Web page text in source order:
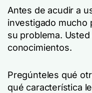
Antes de acudir a
investigado mucho
su problema.
conocimientos.
Pregúnteles qué
qué característica